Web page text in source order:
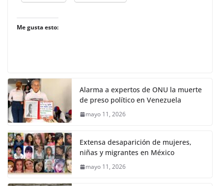
Me gusta esto:
Alarma a expertos de ONU la muerte
de preso político en Venezuela
mayo 11, 2026
Extensa desaparición de mujeres,
niñas y migrantes en México
mayo 11, 2026